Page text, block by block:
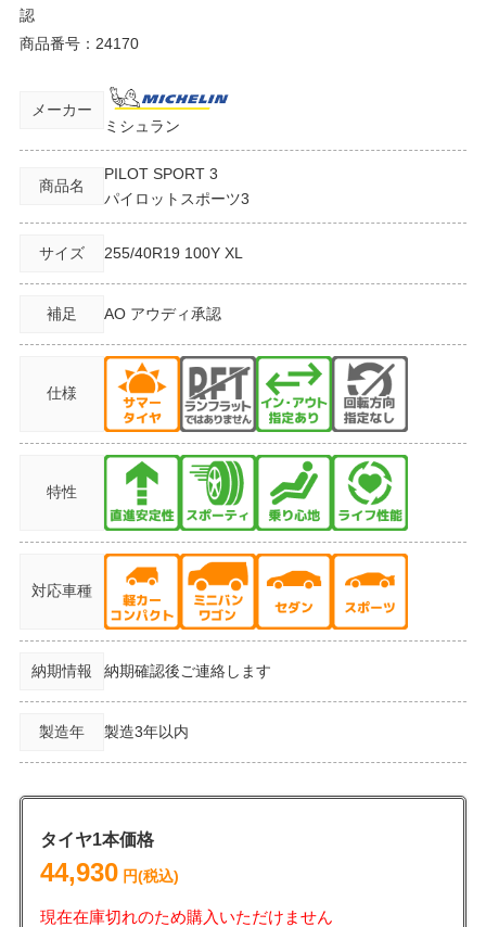
認
商品番号： 24170
メーカー
ミシュラン
商品名
PILOT SPORT 3
パイロットスポーツ3
サイズ 255/40R19 100Y XL
補足 AO アウディ承認
仕様
特性
対応車種
納期情報 納期確認後ご連絡します
製造年 製造3年以内
タイヤ1本価格
44,930円(税込)
現在在庫切れのため購入いただけません